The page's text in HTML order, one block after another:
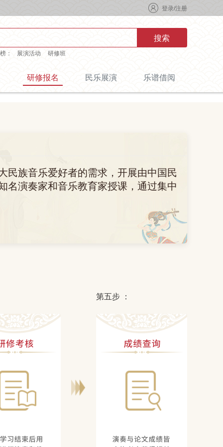
登录/注册
搜索
： 展演活动 研修班
研修报名 民乐展演 乐谱借阅
民族音乐爱好者的需求，开展由中国民
名演奏家和音乐教育家授课，通过集中
第五步 ：